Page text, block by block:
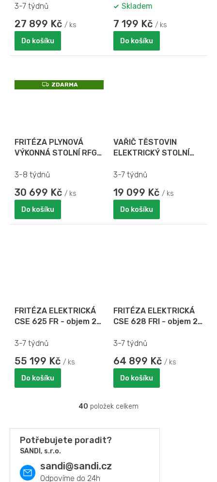
3-7 týdnů
27 899 Kč / ks
Do košíku
Skladem
7 199 Kč / ks
Do košíku
Z
D
ZDARMA
FRITÉZA PLYNOVÁ
VÝKONNÁ STOLNÍ RFG
3-8 týdnů
30 699 Kč / ks
Do košíku
VAŘIČ TĚSTOVIN
ELEKTRICKÝ STOLNÍ
3-7 týdnů
19 099 Kč / ks
Do košíku
FRITÉZA ELEKTRICKÁ
CSE 625 FR - objem 2x
3-7 týdnů
55 199 Kč / ks
Do košíku
FRITÉZA ELEKTRICKÁ
CSE 628 FRI - objem 2x
3-7 týdnů
64 899 Kč / ks
Do košíku
O
l
á
c
40 položek celkem
Potřebujete poradit?
SANDI, s.r.o.
sandi@sandi.cz